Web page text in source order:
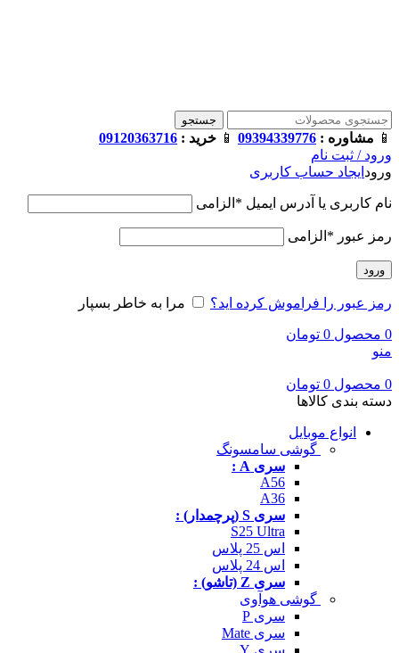
جستجو
📱 مشاوره : 09394339776
📱 خرید : 09120363716
ورود / ثبت نام
ورود ایجاد حساب کاربری
نام کاربری یا آدرس ایمیل * الزامی
رمز عبور * الزامی
ورود
رمز عبور را فراموش کرده اید؟ مرا به خاطر بسپار
0 محصول 0 تومان
منو
0 محصول 0 تومان
دسته بندی کالاها
انواع موبایل
گوشی سامسونگ
سری A :
A56
A36
سری S (پرچمدار) :
S25 Ultra
اس 25 پلاس
اس 24 پلاس
سری Z (تاشو) :
گوشی هوآوی
سری P
سری Mate